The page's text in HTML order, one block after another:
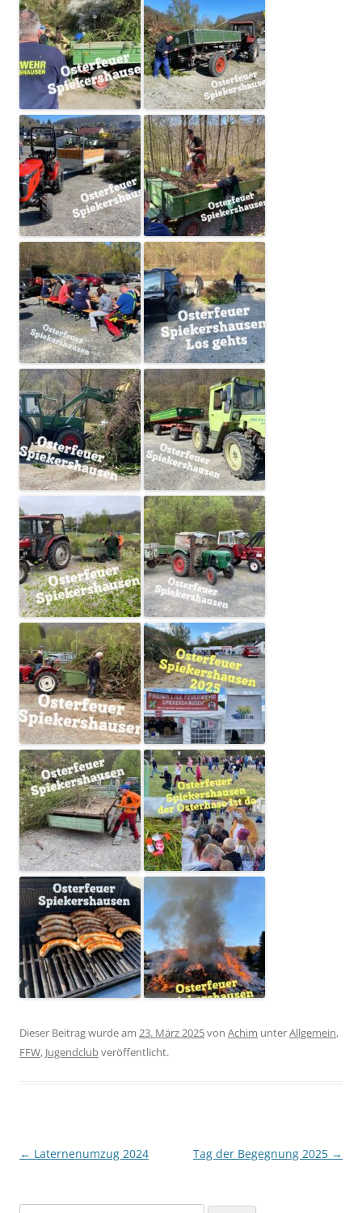
Dieser Beitrag wurde am 23. März 2025von Achim unterAllgemein,
FFW, Jugendclubveröffentlicht.
Beitragsnavigation
← Laternenumzug 2024 Tag der Begegnung 2025 →